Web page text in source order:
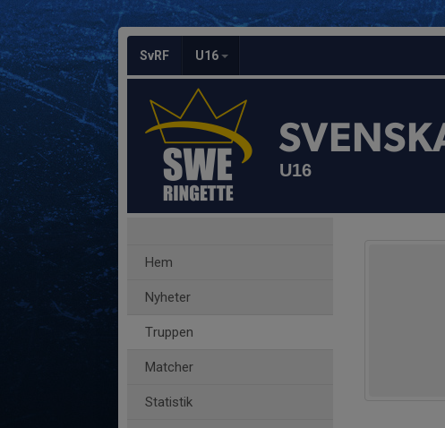
SvRF U16
U16
Hem
Nyheter
Truppen
Matcher
Statistik